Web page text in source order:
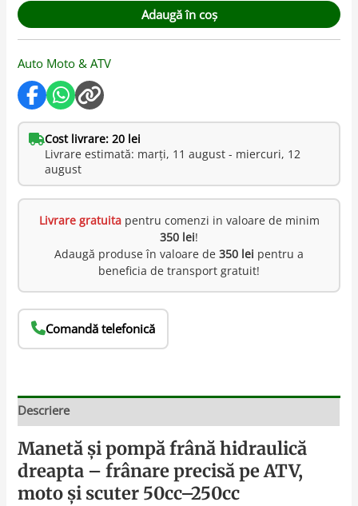
Adaugă în coș
Auto Moto & ATV
Cost livrare: 20 lei
Livrare estimată: marți, 11 august - miercuri, 12
august
Livrare gratuitapentru comenzi in valoare de minim
350 lei!
Adaugă produse în valoare de 350 lei pentru a
beneficia de transport gratuit!
Comandă telefonică
Descriere
Manetă și pompă frână hidraulică
dreapta – frânare precisă pe ATV,
moto și scuter 50cc–250cc